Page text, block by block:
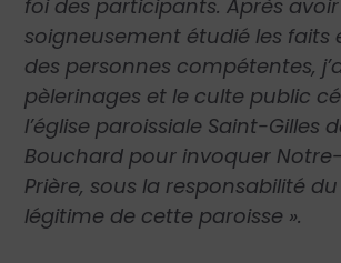
foi des participants. Après avoir
soigneusement étudié les faits
des personnes compétentes,
pèlerinages et le culte public
l’église paroissiale Saint-Gilles
Bouchard pour invoquer
Prière, sous la responsabilité
légitime de cette paroisse ».